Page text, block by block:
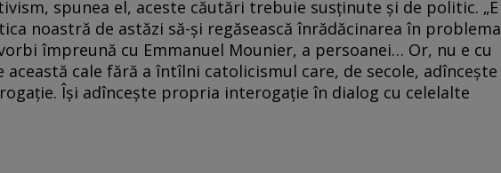
spunea el, aceste căutări trebuie susţinute şi de politic. „E
noastră de astăzi să-şi regăsească înrădăcinarea în problema
împreună cu Emmanuel Mounier, a persoanei… Or, nu e cu
cale fără a întîlni catolicismul care, de secole, adînceşte
Îşi adînceşte propria interogaţie în dialog cu celelalte